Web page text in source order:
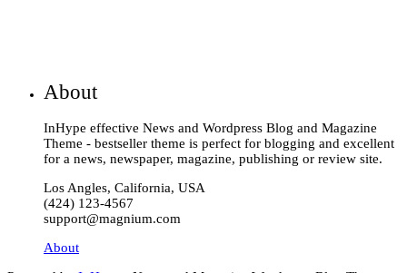
About
InHype effective News and Wordpress Blog and Magazine
Theme - bestseller theme is perfect for blogging and excellent
for a news, newspaper, magazine, publishing or review site.
Los Angles, California, USA
(424) 123-4567
support@magnium.com
About